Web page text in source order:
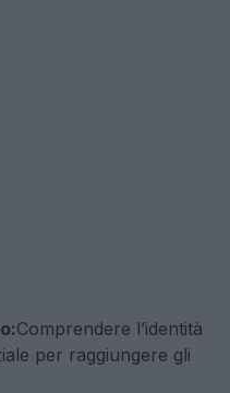
Comprendere l’identità
per raggiungere gli